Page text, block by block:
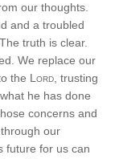
our thoughts.
and a troubled
truth is clear.
We replace our
the Lord , trusting
he has done
concerns and
our
future for us can